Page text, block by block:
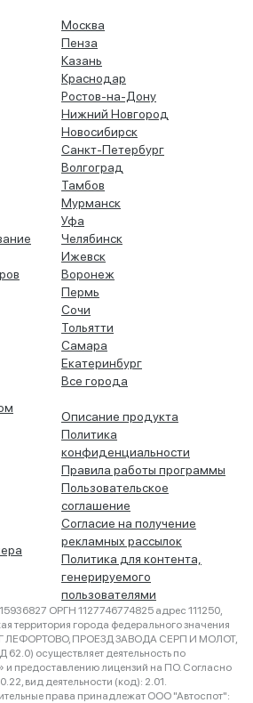
Москва
Пенза
Казань
Краснодар
Ростов-на-Дону
Нижний Новгород
Новосибирск
Санкт-Петербург
Волгоград
Тамбов
Мурманск
Уфа
Челябинск
Ижевск
Воронеж
Пермь
Сочи
Тольятти
Самара
Екатеринбург
Все города
Описание продукта
Политика
конфиденциальности
Правила работы программы
Пользовательское
соглашение
Согласие на получение
рекламных рассылок
Политика для контента,
генерируемого
пользователями
ОРГН 1127746774825 адрес 111250,
территория города федерального значения
ПРОЕЗД ЗАВОДА СЕРП И МОЛОТ,
осуществляет деятельность по
и предоставлению лицензий на ПО. Согласно
вид деятельности (код): 2.01.
права принадлежат ООО "Автоспот":